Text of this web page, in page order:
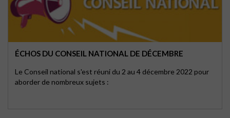
ÉCHOS DU CONSEIL NATIONAL DE DÉCEMBRE
Le Conseil national s'est réuni du 2 au 4 décembre 2022 pour
aborder de nombreux sujets :